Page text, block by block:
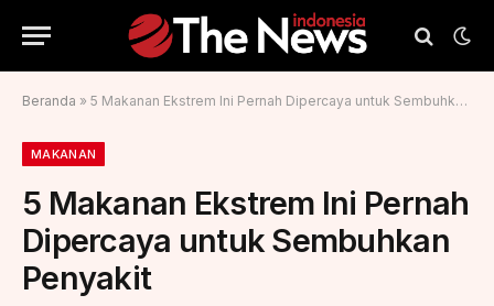
Beranda » 5 Makanan Ekstrem Ini Pernah Dipercaya untuk Sembuhkan Penyakit
MAKANAN
5 Makanan Ekstrem Ini Pernah
Dipercaya untuk Sembuhkan
Penyakit